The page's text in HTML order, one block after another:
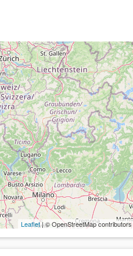
Leaflet| © OpenStreetMap contributors